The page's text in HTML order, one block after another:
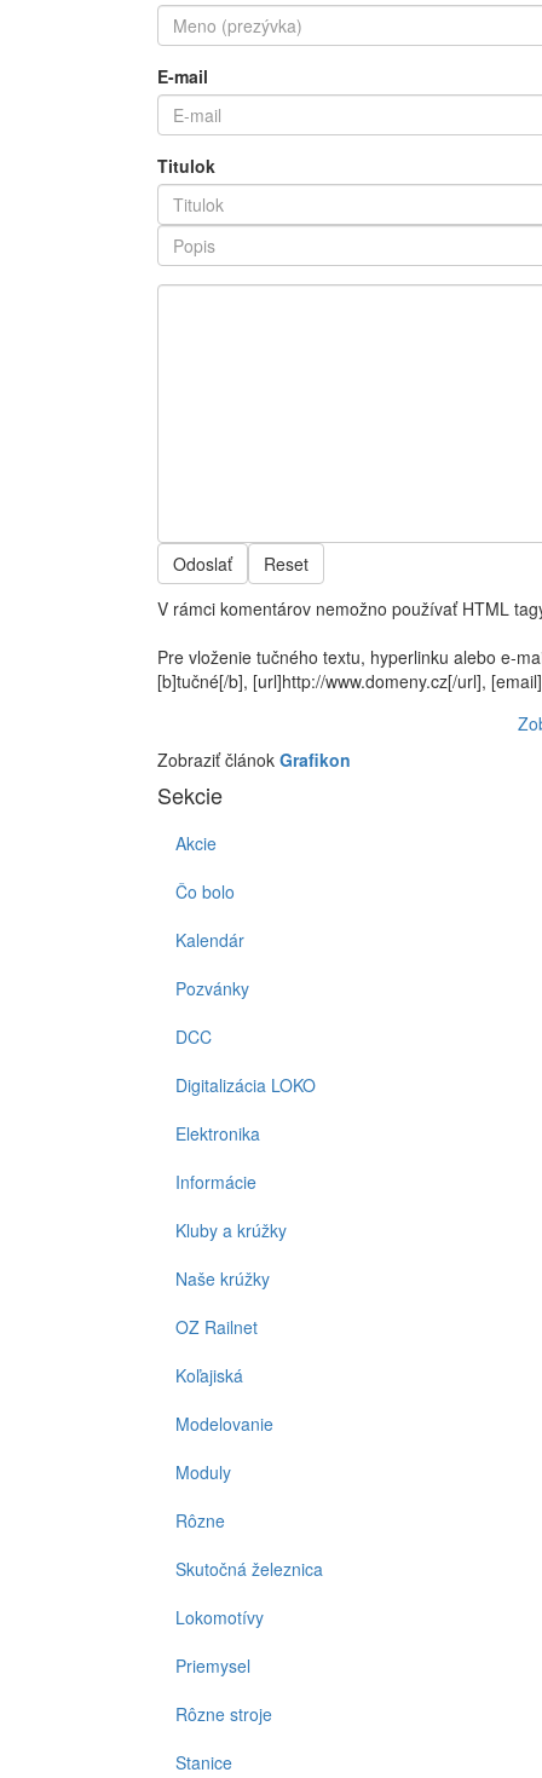
E-mail
Titulok
Odoslať
Reset
V rámci komentárov nemožno používať HTML
Pre vloženie tučného textu, hyperlinku alebo e-
[b]tučné[/b], [url]http://www.domeny.cz[/url],
Zobraziť článok Grafikon
Sekcie
Akcie
Čo bolo
Kalendár
Pozvánky
DCC
Digitalizácia LOKO
Elektronika
Informácie
Kluby a krúžky
Naše krúžky
OZ Railnet
Koľajiská
Modelovanie
Moduly
Rôzne
Skutočná železnica
Lokomotívy
Priemysel
Rôzne stroje
Stanice